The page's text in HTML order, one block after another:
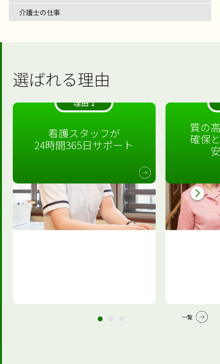
介護士の仕事
選ばれる理由
理由 1
看護スタッフが
24時間365日サポート
質の
確保
一覧